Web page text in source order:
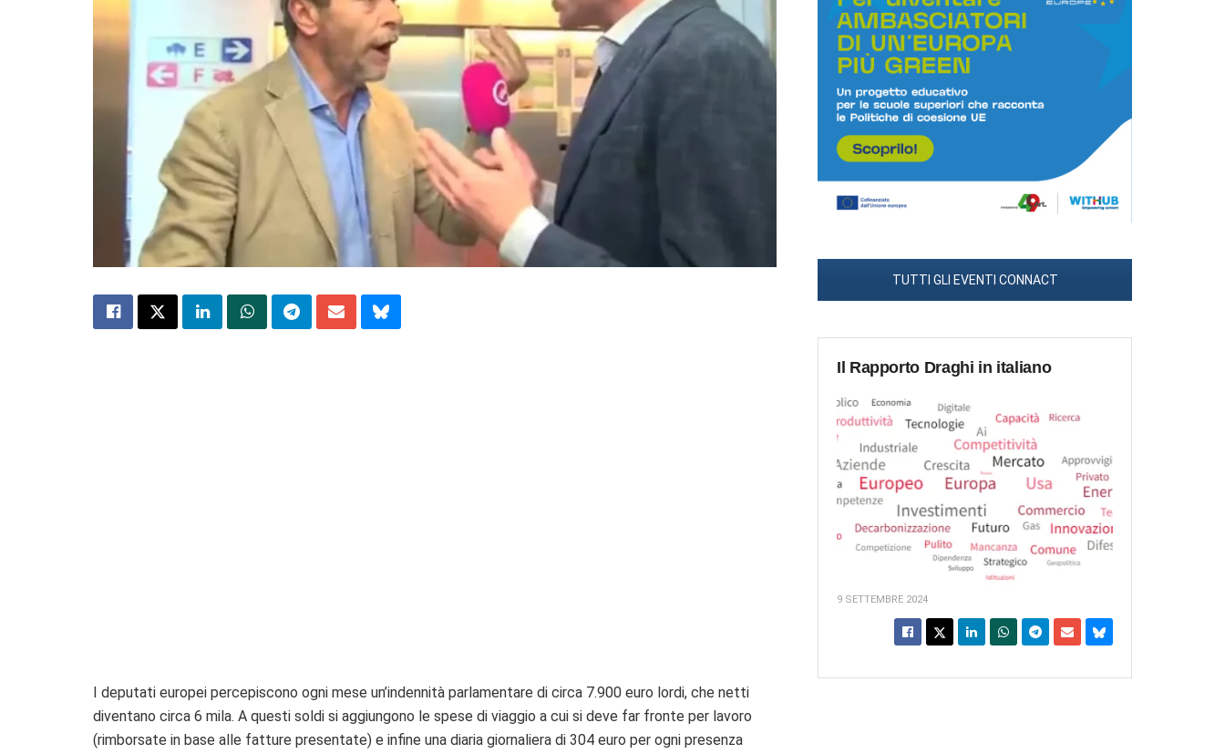
I deputati europei percepiscono ogni mese un’indennità parlamentare di circa 7.900 euro lordi, che netti
diventano circa 6 mila. A questi soldi si aggiungono le spese di viaggio a cui si deve far fronte per lavoro
(rimborsate in base alle fatture presentate) e infine una diaria giornaliera di 304 euro per ogni presenza
TUTTI GLI EVENTI CONNACT
Il Rapporto Draghi in italiano
9 SETTEMBRE 2024